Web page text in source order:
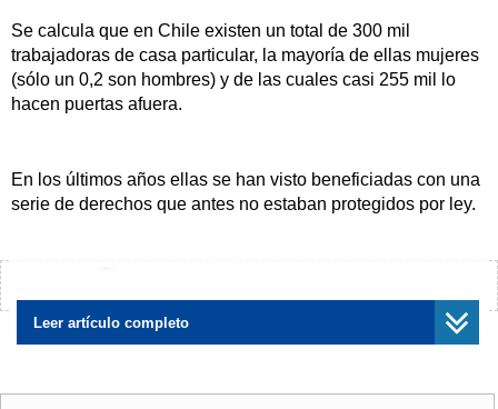
Se calcula que en Chile existen un total de 300 mil
trabajadoras de casa particular, la mayoría de ellas mujeres
(sólo un 0,2 son hombres) y de las cuales casi 255 mil lo
hacen puertas afuera.
En los últimos años ellas se han visto beneficiadas con una
serie de derechos que antes no estaban protegidos por ley.
Hoy el panorama se ve promisorio de ratificarse en Chile el
Leer artículo completo